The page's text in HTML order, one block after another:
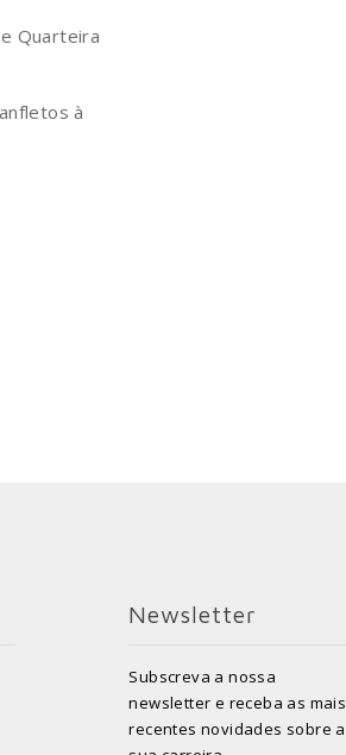
Quarteira
à
Newsletter
Subscreva a nossa
newsletter e receba as mais
recentes novidades sobre a